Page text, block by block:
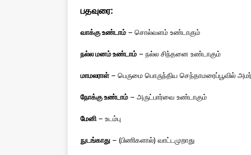
பதவுரை:
வாக்கு உண்டாம் – சொல்வளம் உண்டாகும்
நல்ல மனம் உண்டாம் – நல்ல சிந்தனை உண்டாகும்
மாமலராள்– பெருமை பொருந்திய செந்தாமரைப்பூவில்
நோக்கு உண்டாம் – அருட்பார்வை உண்டாகும்
மேனி– உடம்பு
நுடங்காது – (பிணிகளால்) வாட்டமுறாது